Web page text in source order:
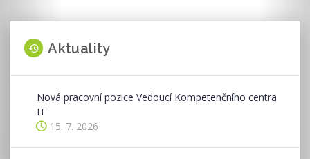
Aktuality
Nová pracovní pozice Vedoucí Kompetenčního centra
IT
15. 7. 2026